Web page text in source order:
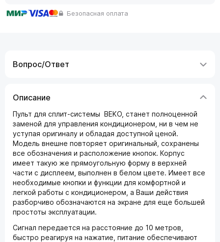
Безопасная оплата
Вопрос/Ответ
Описание
Пульт для сплит-системы BEKO, станет полноценной
заменой для управления кондиционером, ни в чем не
уступая оригиналу и обладая доступной ценой.
Модель внешне повторяет оригинальный, сохранены
все обозначения и расположение кнопок. Корпус
имеет такую же прямоугольную форму в верхней
части с дисплеем, выполнен в белом цвете. Имеет все
необходимые кнопки и функции для комфортной и
легкой работы с кондиционером, а Ваши действия
разборчиво обозначаются на экране для еще большей
простоты эксплуатации.
Сигнал передается на расстояние до 10 метров,
быстро реагируя на нажатие, питание обеспечивают